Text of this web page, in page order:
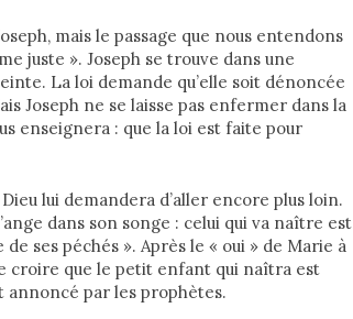
mais le passage que nous entendons
juste ». Joseph se trouve dans une
La loi demande qu’elle soit dénoncée
Joseph ne se laisse pas enfermer dans la
enseignera : que la loi est faite pour
lui demandera d’aller encore plus loin.
dans son songe : celui qui va naître est
ses péchés ». Après le « oui » de Marie à
croire que le petit enfant qui naîtra est
annoncé par les prophètes.